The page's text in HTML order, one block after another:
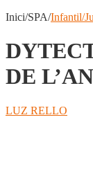
Inici/SPA/Infantil/
DE
LUZ RELLO